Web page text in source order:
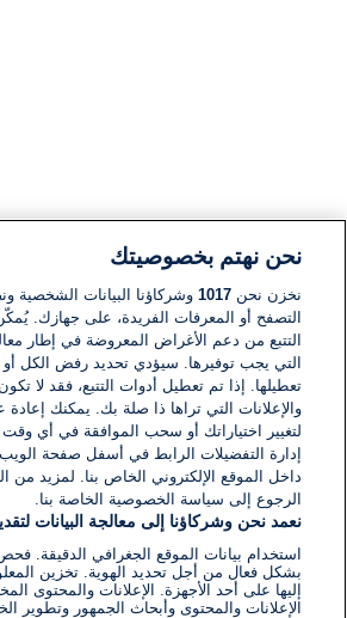
نحن نهتم بخصوصيتك
نخزن نحن1017 وشركاؤنا البيانات الشخصية
التصفح أو المعرفات الفريدة، على جهازك.
التتبع من دعم الأغراض المعروضة في إطار
التي يجب توفيرها. سيؤدي تحديد رفض الكل
تعطيلها. إذا تم تعطيل أدوات التتبع، فقد لا
والإعلانات التي تراها ذا صلة بك. يمكنك
لتغيير اختياراتك أو سحب الموافقة في أي
إدارة التفضيلات الرابط في أسفل صفحة
داخل الموقع الإلكتروني الخاص بنا. لمزيد من
الرجوع إلى سياسة الخصوصية الخاصة بنا.
نعمد نحن وشركاؤنا إلى معالجة البيانات
استخدام بيانات الموقع الجغرافي الدقيقة.
بشكل فعال من أجل تحديد الهوية. تخزين
إليها على أحد الأجهزة. الإعلانات والمحتوى
الإعلانات والمحتوى وأبحاث الجمهور وتطوير